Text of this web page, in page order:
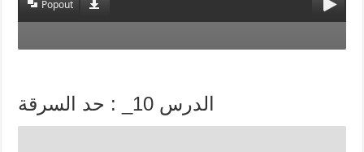
Popout
الدرس 10_ : حد السرقة